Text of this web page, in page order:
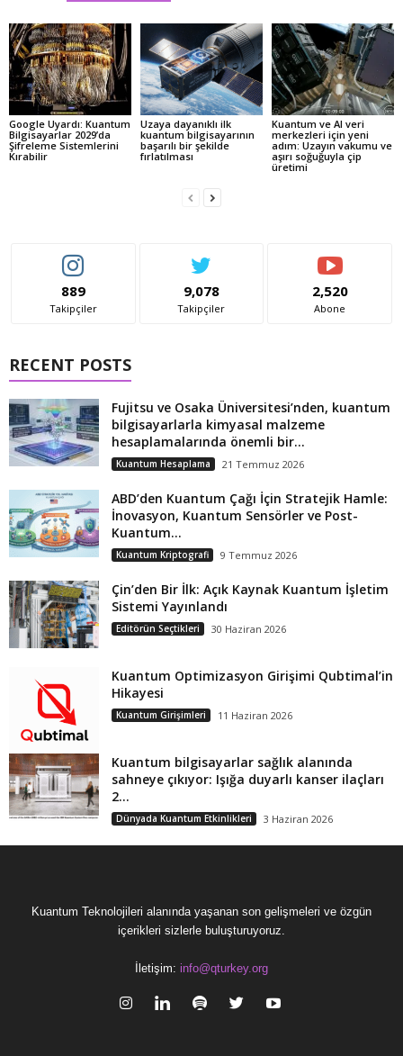
Google Uyardı: Kuantum
Bilgisayarlar 2029’da
Şifreleme Sistemlerini
Kırabilir
Uzaya dayanıklı ilk
kuantum bilgisayarının
başarılı bir şekilde
fırlatılması
Kuantum ve AI veri
merkezleri için yeni
adım: Uzayın vakumu ve
aşırı soğuğuyla çip
üretimi
889
Takipçiler
9,078
Takipçiler
2,520
Abone
RECENT POSTS
Fujitsu ve Osaka Üniversitesi’nden, kuantum
bilgisayarlarla kimyasal malzeme
hesaplamalarında önemli bir...
Kuantum Hesaplama 21 Temmuz 2026
ABD’den Kuantum Çağı İçin Stratejik Hamle:
İnovasyon, Kuantum Sensörler ve Post-
Kuantum...
Kuantum Kriptografi 9 Temmuz 2026
Çin’den Bir İlk: Açık Kaynak Kuantum İşletim
Sistemi Yayınlandı
Editörün Seçtikleri 30 Haziran 2026
Kuantum Optimizasyon Girişimi Qubtimal’in
Hikayesi
Kuantum Girişimleri 11 Haziran 2026
Kuantum bilgisayarlar sağlık alanında
sahneye çıkıyor: Işığa duyarlı kanser ilaçları
2...
Dünyada Kuantum Etkinlikleri 3 Haziran 2026
Kuantum Teknolojileri alanında yaşanan son gelişmeleri ve özgün
içerikleri sizlerle buluşturuyoruz.
İletişim: info@qturkey.org